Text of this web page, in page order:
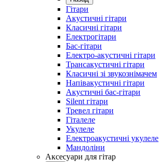
Гітари
Акустичні гітари
Класичні гітари
Електрогітари
Бас-гітари
Електро-акустичні гітари
Трансакустичні гітари
Класичні зі звукознімачем
Напівакустичні гітари
Акустичні бас-гітари
Silent гітари
Тревел гітари
Гіталеле
Укулеле
Електроакустичні укулеле
Мандоліни
Аксесуари для гітар